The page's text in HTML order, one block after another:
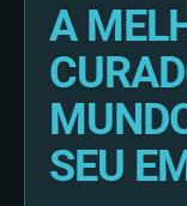
A
SEU